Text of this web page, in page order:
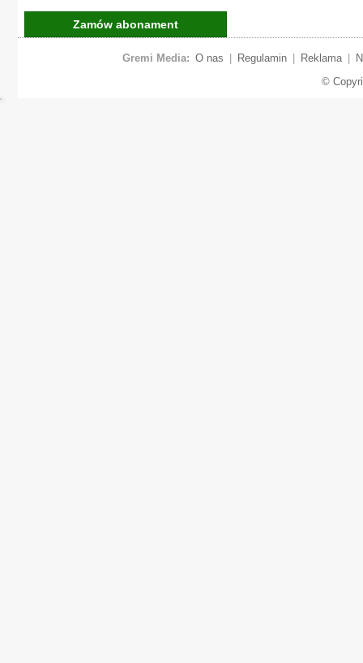
Zamów abonament
Gremi Media: O nas Regulamin Reklama
©